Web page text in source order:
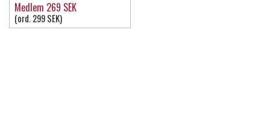
Medlem 269 SEK
(ord. 299 SEK)